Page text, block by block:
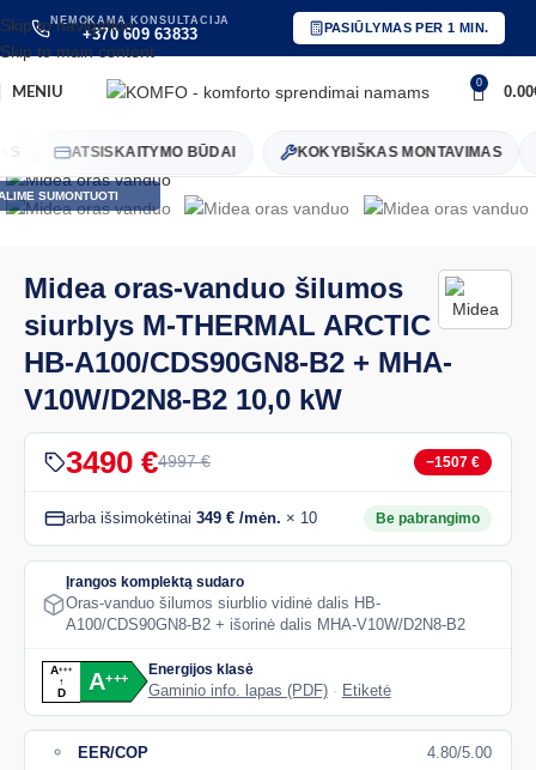
Skip to navigation
Skip to main content
NEMOKAMA KONSULTACIJA
+370 609 63833 PASIŪLYMAS PER 1 MIN.
MENIU
0 0.00
ATSISKAITYMO BŪDAI KOKYBIŠKAS MONTAVIMAS
SUMONTUOTI
Padidinti vaizdą
Midea oras-vanduo šilumos
siurblys M-THERMAL ARCTIC
HB-A100/CDS90GN8-B2 + MHA-
V10W/D2N8-B2 10,0 kW
3490 €4997 € −1507 €
arba išsimokėtinai 349 € /mėn. × 10 Be pabrangimo
Įrangos komplektą sudaro
Oras-vanduo šilumos siurblio vidinė dalis HB-
A100/CDS90GN8-B2 + išorinė dalis MHA-V10W/D2N8-B2
A+++
↑
D A+++
Energijos klasė
Gaminio info. lapas (PDF)· Etiketė
EER/COP 4.80/5.00